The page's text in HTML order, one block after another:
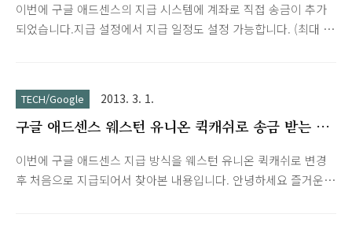
기존 고객의 무료 서비스에는 영향을 주지 않습니다. 무료 버전
의 기능기본 서비스 및 기능메시지: Gmail, 캘린더, 주소록저장용
이번에 구글 애드센스의 지급 시스템에 계좌로 직접 송금이 추가
되었습니다.지급 설정에서 지급 일정도 설정 가능합니다. (최대 1
hl=ko 은행명 / 영문 은행명 / SWIFT 은행 식별 코드 국민은행 /
KOOK MIN BANK / CZNBKRSE기업은행 / INDUSTRIAL
BANK OF KOREA / IBKOKRSE농협 / NATIONAL
NACFKRSEXXX스탠다드 차타드(SC)은행 / STANDARD
CHARTERED FIRST BANK KOREA / SCBLKRSE신한은행 /
TECH/Google 2013. 3. 1.
구글 애드센스 웨스턴 유니온 퀵캐쉬로 송금 받는 방
이번에 구글 애드센스 지급 방식을 웨스턴 유니온 퀵캐쉬로 변경
후 처음으로 지급되어서 찾아본 내용입니다. 안녕하세요 즐거운